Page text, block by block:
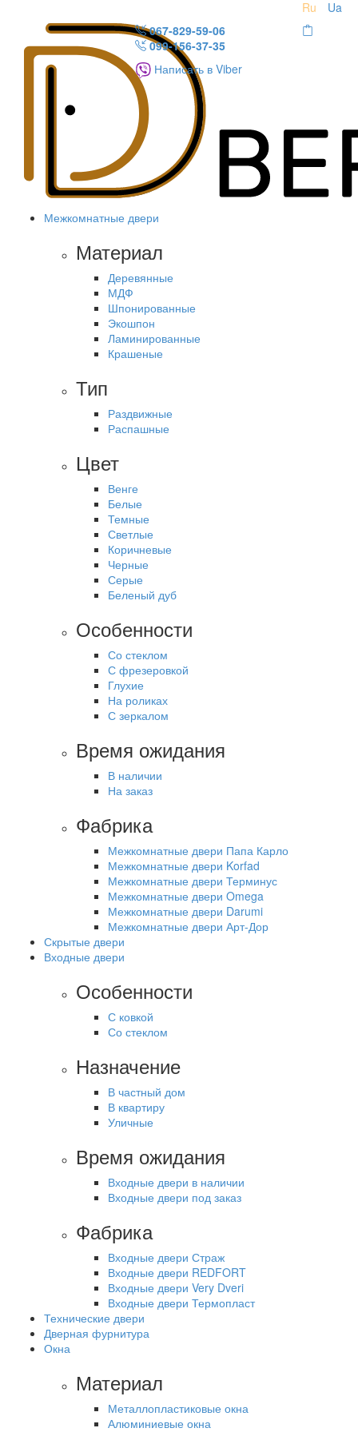
Ru
Ua
067-829-59-06
099-156-37-35
Написать в Viber
Межкомнатные двери
Материал
Деревянные
МДФ
Шпонированные
Экошпон
Ламинированные
Крашеные
Тип
Раздвижные
Распашные
Цвет
Венге
Белые
Темные
Светлые
Коричневые
Черные
Серые
Беленый дуб
Особенности
Со стеклом
С фрезеровкой
Глухие
На роликах
С зеркалом
Время ожидания
В наличии
На заказ
Фабрика
Межкомнатные двери Папа Карло
Межкомнатные двери Korfad
Межкомнатные двери Терминус
Межкомнатные двери Omega
Межкомнатные двери Darumi
Межкомнатные двери Арт-Дор
Скрытые двери
Входные двери
Особенности
С ковкой
Со стеклом
Назначение
В частный дом
В квартиру
Уличные
Время ожидания
Входные двери в наличии
Входные двери под заказ
Фабрика
Входные двери Страж
Входные двери REDFORT
Входные двери Very Dveri
Входные двери Термопласт
Технические двери
Дверная фурнитура
Окна
Материал
Металлопластиковые окна
Алюминиевые окна